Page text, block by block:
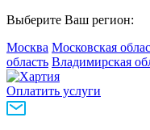
Выберите Ваш регион:
Москва Московская
область Владимирская
Оплатить услуги